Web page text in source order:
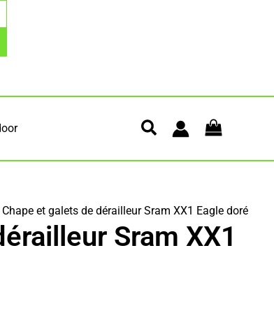
et galets de dérailleur Sram XX1 Eagle doré
Sram XX1